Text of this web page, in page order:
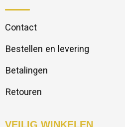
Contact
Bestellen en levering
Betalingen
Retouren
VEILIG WINKELEN